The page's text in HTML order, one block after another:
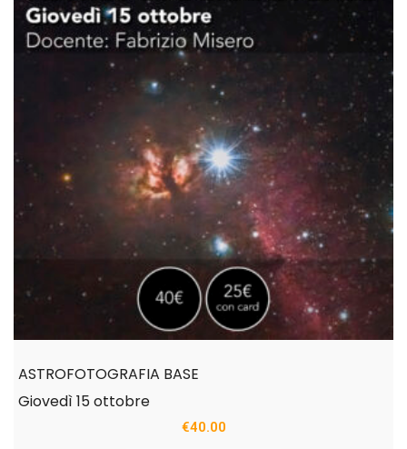
ASTROFOTOGRAFIA BASE
Giovedì 15 ottobre
€40.00